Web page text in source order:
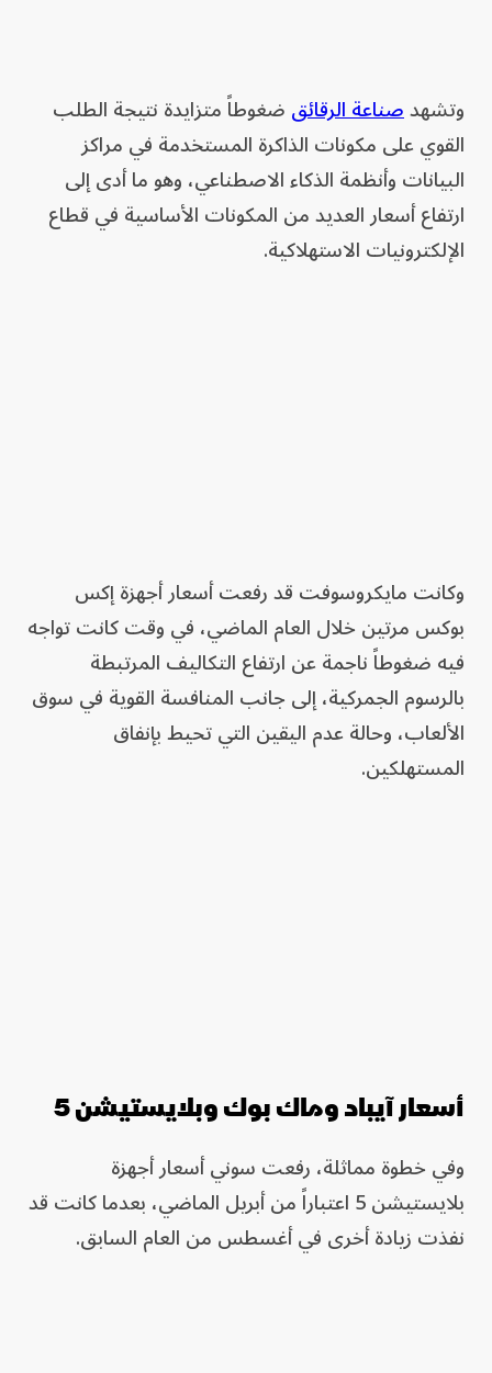
وتشهدصناعة الرقائقضغوطاً متزايدة نتيجة الطلب
القوي على مكونات الذاكرة المستخدمة في مراكز
البيانات وأنظمة الذكاء الاصطناعي، وهو ما أدى إلى
ارتفاع أسعار العديد من المكونات الأساسية في قطاع
الإلكترونيات الاستهلاكية.
وكانت مايكروسوفت قد رفعت أسعار أجهزة إكس
بوكس مرتين خلال العام الماضي، في وقت كانت تواجه
فيه ضغوطاً ناجمة عن ارتفاع التكاليف المرتبطة
بالرسوم الجمركية، إلى جانب المنافسة القوية في سوق
الألعاب، وحالة عدم اليقين التي تحيط بإنفاق
المستهلكين.
أسعار آيباد وماك بوك وبلايستيشن 5
وفي خطوة مماثلة، رفعت سوني أسعار أجهزة
بلايستيشن 5 اعتباراً من أبريل الماضي، بعدما كانت قد
نفذت زيادة أخرى في أغسطس من العام السابق.